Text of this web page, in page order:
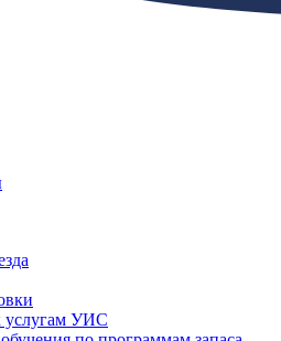
услугам УИС